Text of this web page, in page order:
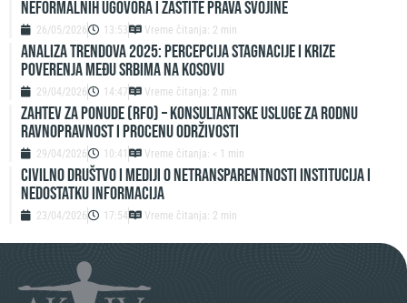
neformalnih ugovora i zaštite prava svojine
26/05/2026 13:53 Vreme čitanja: 2 min
ANALIZA TRENDOVA 2025: PERCEPCIJA STAGNACIJE I KRIZE
POVERENJA MEĐU SRBIMA NA KOSOVU
29/04/2026 14:47 Vreme čitanja: 2 min
ZAHTEV ZA PONUDE (RFO) – Konsultantske usluge za rodnu
ravnopravnost i procenu održivosti
29/04/2026 10:41 Vreme čitanja: < 1 min
Civilno društvo i mediji o netransparentnosti institucija i
nedostatku informacija
23/04/2026 17:54 Vreme čitanja: 2 min